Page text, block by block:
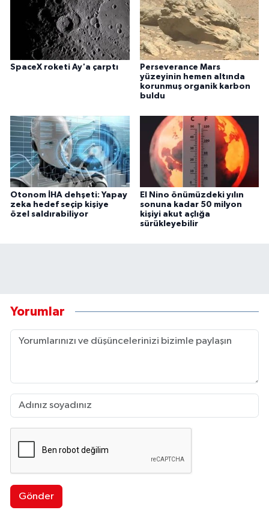
SpaceX roketi Ay'a çarptı
Perseverance Mars
yüzeyinin hemen altında
korunmuş organik karbon
buldu
Otonom İHA dehşeti: Yapay
zeka hedef seçip kişiye
özel saldırabiliyor
El Nino önümüzdeki yılın
sonuna kadar 50 milyon
kişiyi akut açlığa
sürükleyebilir
Yorumlar
Gönder